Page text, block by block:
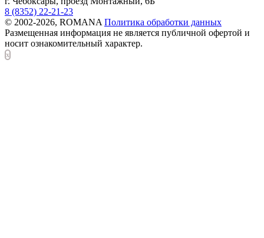
8 (8352) 22-21-23
© 2002-2026, ROMANA Политика обработки данных
Размещенная информация не является публичной офертой и
носит ознакомительный характер.
x